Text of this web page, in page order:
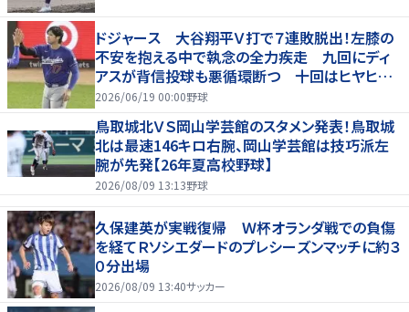
ドジャース 大谷翔平Ｖ打で７連敗脱出！左膝の
不安を抱える中で執念の全力疾走 九回にディ
アスが背信投球も悪循環断つ 十回はヒヤヒヤ
もリード守る
2026/06/19 00:00野球
鳥取城北ＶＳ岡山学芸館のスタメン発表！鳥取城
北は最速146キロ右腕、岡山学芸館は技巧派左
腕が先発【26年夏高校野球】
2026/08/09 13:13野球
久保建英が実戦復帰 Ｗ杯オランダ戦での負傷
を経てＲソシエダードのプレシーズンマッチに約３
０分出場
2026/08/09 13:40サッカー